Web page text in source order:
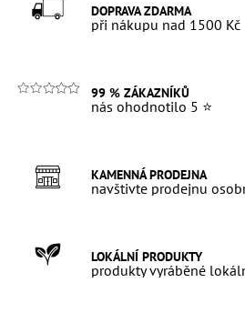
DOPRAVA ZDARMA
při nákupu nad 1500 Kč
99 % ZÁKAZNÍKŮ
nás ohodnotilo 5 ⭐
KAMENNÁ PRODEJNA
navštivte prodejnu
LOKÁLNÍ PRODUKTY
produkty vyráběné